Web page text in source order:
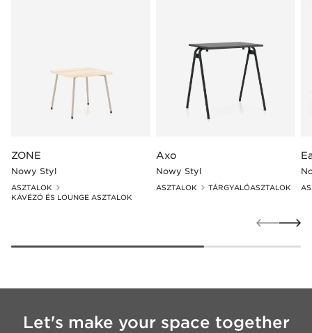
ZONE
Nowy Styl
ASZTALOK
KÁVÉZÓ ÉS LOUNGE ASZTALOK
Axo
Nowy Styl
ASZTALOK TÁRGYALÓASZTALOK
Let's make your space together